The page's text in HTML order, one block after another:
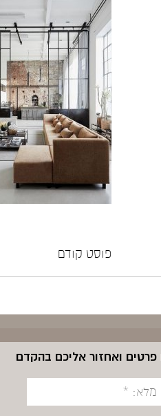
פוסט קודם
פרטים ואחזור אליכם בהקדם